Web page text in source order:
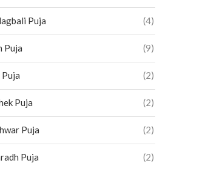
Puja (4)
Puja (9)
Puja (2)
Puja (2)
Puja (2)
Puja (2)